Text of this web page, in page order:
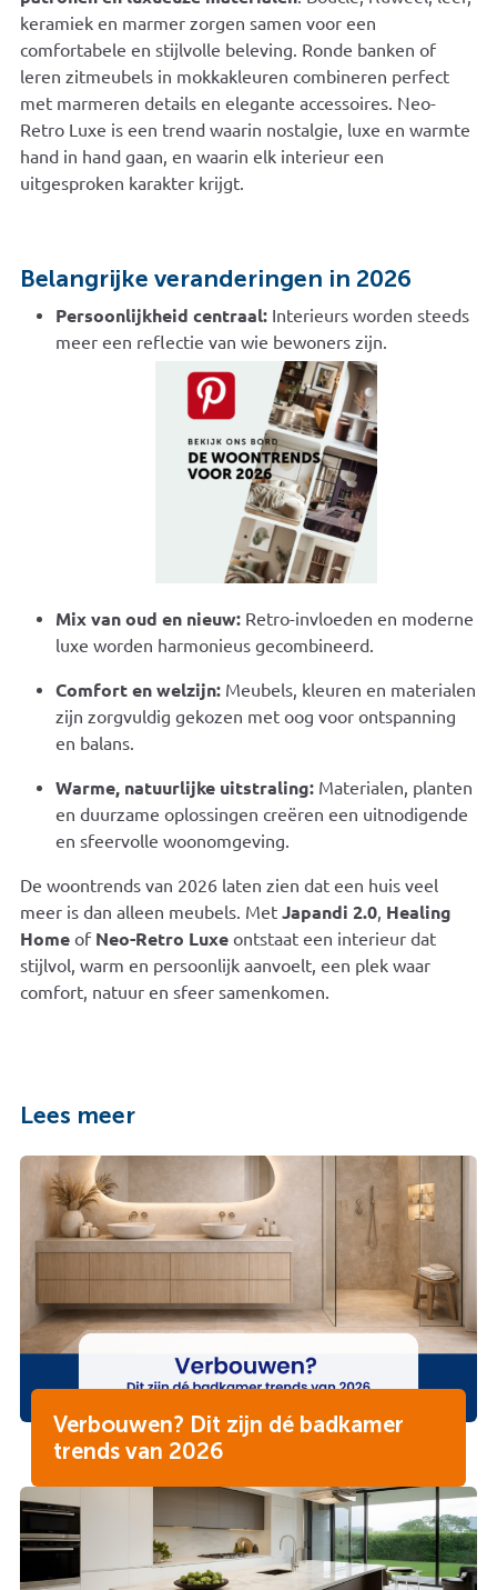
keramiek en marmer zorgen samen voor een
comfortabele en stijlvolle beleving. Ronde banken of
leren zitmeubels in mokkakleuren combineren perfect
met marmeren details en elegante accessoires. Neo-
Retro Luxe is een trend waarin nostalgie, luxe en warmte
hand in hand gaan, en waarin elk interieur een
uitgesproken karakter krijgt.
Belangrijke veranderingen in 2026
Persoonlijkheid centraal: Interieurs worden steeds
meer een reflectie van wie bewoners zijn.
Mix van oud en nieuw: Retro-invloeden en moderne
luxe worden harmonieus gecombineerd.
Comfort en welzijn: Meubels, kleuren en materialen
zijn zorgvuldig gekozen met oog voor ontspanning
en balans.
Warme, natuurlijke uitstraling: Materialen, planten
en duurzame oplossingen creëren een uitnodigende
en sfeervolle woonomgeving.
De woontrends van 2026 laten zien dat een huis veel
meer is dan alleen meubels. Met Japandi 2.0, Healing
Home of Neo-Retro Luxe ontstaat een interieur dat
stijlvol, warm en persoonlijk aanvoelt, een plek waar
comfort, natuur en sfeer samenkomen.
Lees meer
Verbouwen? Dit zijn dé badkamer
trends van 2026